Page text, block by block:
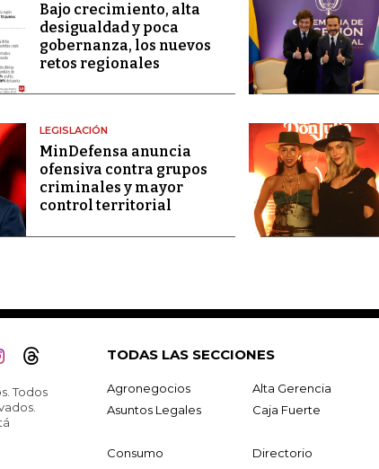
Bajo crecimiento, alta
desigualdad y poca
gobernanza, los nuevos
retos regionales
LEGISLACIÓN
MinDefensa anuncia
ofensiva contra grupos
criminales y mayor
control territorial
Todos
TODAS LAS SECCIONES
Agronegocios Alta Gerencia
Asuntos Legales
Caja Fuerte
Consumo
Directorio